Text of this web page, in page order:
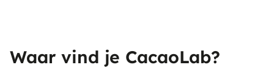
Waar vind je CacaoLab?